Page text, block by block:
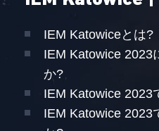
IEM Katowiceとは?
IEM Katowice 2023
か?
IEM Katowice 2023
IEM Katowice 2023